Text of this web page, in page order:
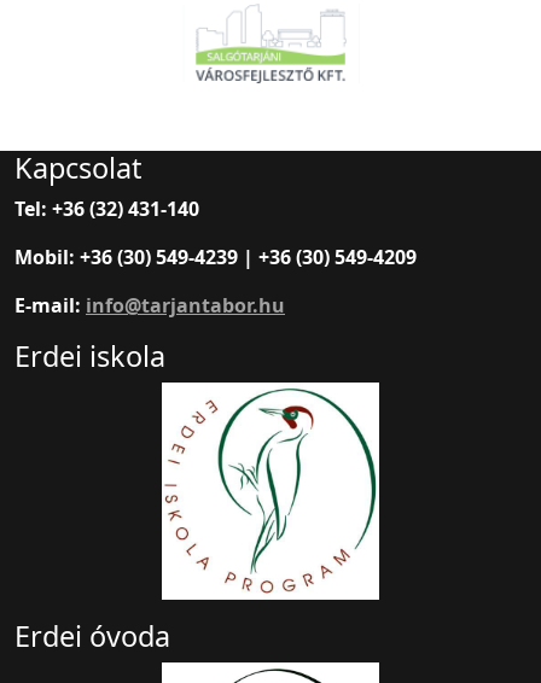
Kapcsolat
Tel: +36 (32) 431-140
Mobil: +36 (30) 549-4239 | +36 (30) 549-4209
E-mail: info@tarjantabor.hu
Erdei iskola
Erdei óvoda